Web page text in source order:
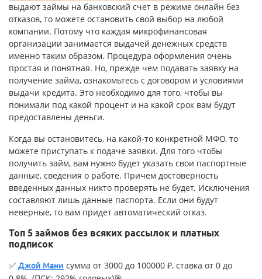
выдают займы на банковский счет в режиме онлайн без
отказов, то можете остановить свой выбор на любой
компании. Потому что каждая микрофинансовая
организации занимается выдачей денежных средств
именно таким образом. Процедура оформления очень
простая и понятная. Но, прежде чем подавать заявку на
получение займа, ознакомьтесь с договором и условиями
выдачи кредита. Это необходимо для того, чтобы вы
понимали под какой процент и на какой срок вам будут
предоставлены деньги.
Когда вы остановитесь, на какой-то конкретной МФО, то
можете приступать к подаче заявки. Для того чтобы
получить займ, вам нужно будет указать свои паспортные
данные, сведения о работе. Причем достоверность
введенных данных никто проверять не будет. Исключения
составляют лишь данные паспорта. Если они будут
неверные, то вам придет автоматический отказ.
Топ 5 займов без всяких рассылок и платных
подписок
✅ Джой Мани сумма от 3000 до 100000 ₽, ставка от 0 до